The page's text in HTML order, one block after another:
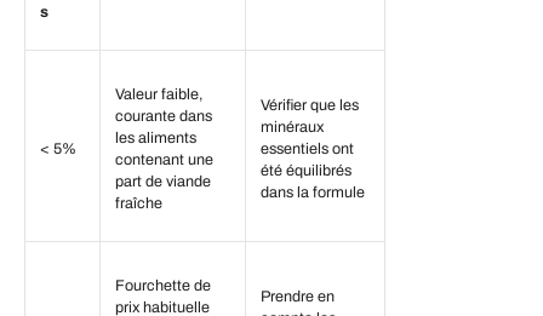
s
< 5%
Valeur faible,
courante dans
les aliments
contenant une
part de viande
fraîche
Vérifier que les
minéraux
essentiels ont
été équilibrés
dans la formule
Fourchette de
prix habituelle
Prendre en